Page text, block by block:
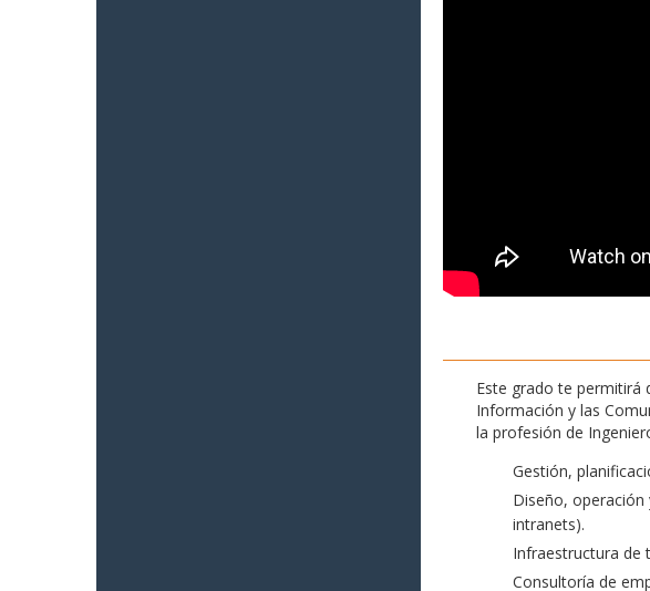
Este grado te permitirá
Información y las
la profesión de
Gestión,
Diseño,
intranets).
Infraestructura de
Consultoría de